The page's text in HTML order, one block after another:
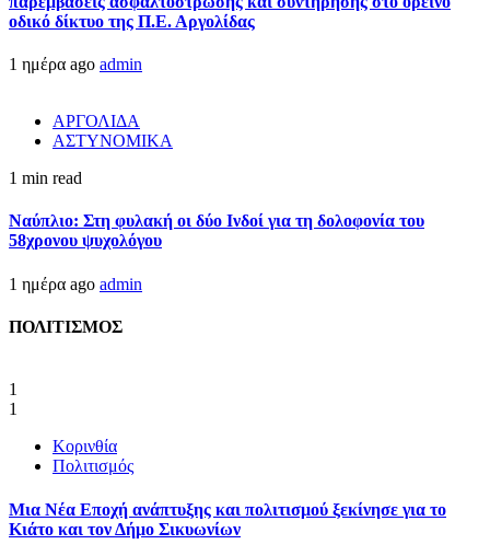
οδικό δίκτυο της Π.Ε. Αργολίδας
1 ημέρα ago admin
ΑΡΓΟΛΙΔΑ
ΑΣΤΥΝΟΜΙΚΑ
1 min read
Ναύπλιο: Στη φυλακή οι δύο Ινδοί για τη δολοφονία του
58χρονου ψυχολόγου
1 ημέρα ago admin
ΠΟΛΙΤΙΣΜΟΣ
1
1
Κορινθία
Πολιτισμός
Μια Νέα Εποχή ανάπτυξης και πολιτισμού ξεκίνησε για το
Κιάτο και τον Δήμο Σικυωνίων